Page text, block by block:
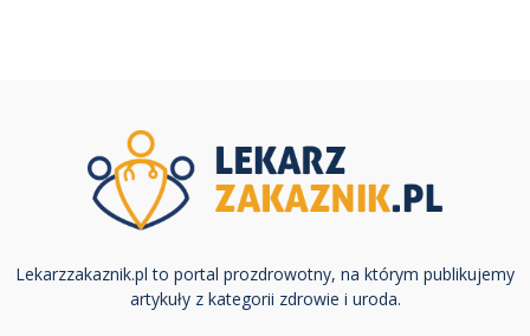
Lekarzzakaznik.pl to portal prozdrowotny, na którym publikujemy
artykuły z kategorii zdrowie i uroda.